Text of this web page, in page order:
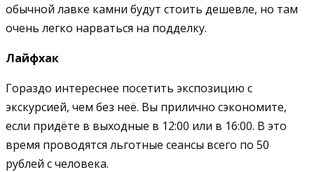
обычной лавке камни будут стоить дешевле, но там
очень легко нарваться на подделку.
Лайфхак
Гораздо интереснее посетить экспозицию с
экскурсией, чем без неё. Вы прилично сэкономите,
если придёте в выходные в 12:00 или в 16:00. В это
время проводятся льготные сеансы всего по 50
рублей с человека.